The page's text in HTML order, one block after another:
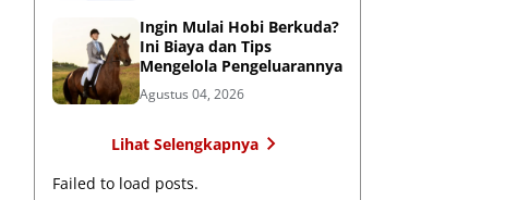
Ingin Mulai Hobi Berkuda?
Ini Biaya dan Tips
Mengelola Pengeluarannya
Agustus 04, 2026
Lihat Selengkapnya
Failed to load posts.